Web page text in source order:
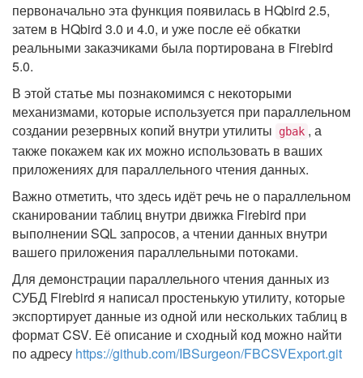
первоначально эта функция появилась в HQbird 2.5,
затем в HQbird 3.0 и 4.0, и уже после её обкатки
реальными заказчиками была портирована в Firebird
5.0.
В этой статье мы познакомимся с некоторыми
механизмами, которые используется при параллельном
создании резервных копий внутри утилиты
gbak , а
также покажем как их можно использовать в ваших
приложениях для параллельного чтения данных.
Важно отметить, что здесь идёт речь не о параллельном
сканировании таблиц внутри движка Firebird при
выполнении SQL запросов, а чтении данных внутри
вашего приложения параллельными потоками.
Для демонстрации параллельного чтения данных из
СУБД Firebird я написал простенькую утилиту, которые
экспортирует данные из одной или нескольких таблиц в
формат CSV. Её описание и сходный код можно найти
по адресу https://github.com/IBSurgeon/FBCSVExport.git